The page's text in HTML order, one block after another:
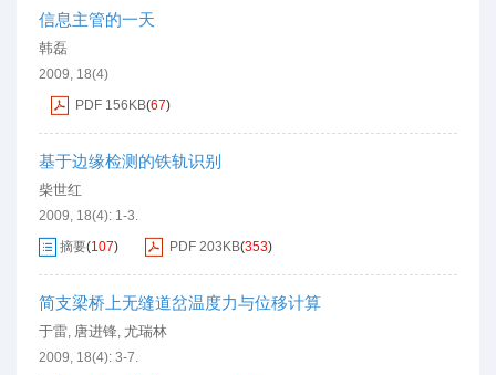
信息主管的一天
韩磊
2009, 18(4)
PDF 156KB(67)
基于边缘检测的铁轨识别
柴世红
2009, 18(4): 1-3.
摘要(107) PDF 203KB(353)
简支梁桥上无缝道岔温度力与位移计算
于雷 唐进锋 尤瑞林
2009, 18(4): 3-7.